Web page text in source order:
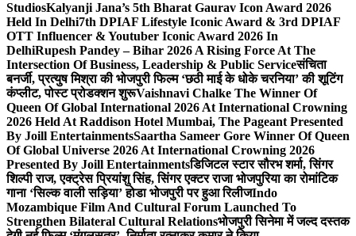
StudiosKalyanji Jana’s 5th Bharat Gaurav Icon Award 2026
Held In Delhi7th DPIAF Lifestyle Iconic Award & 3rd DPIAF
OTT Influencer & Youtuber Iconic Award 2026 In
DelhiRupesh Pandey – Bihar 2026 A Rising Force At The
Intersection Of Business, Leadership & Public Serviceसंचिता
बनर्जी, प्रत्युष मिश्रा की भोजपुरी फिल्म ‘छठी माई के धोके चरनिया’ की शूटिंग
कंप्लीट, पोस्ट प्रोडक्शन शुरूVaishnavi Chalke The Winner Of
Queen Of Global International 2026 At International Crowning
2026 Held At Raddison Hotel Mumbai, The Pageant Presented
By Joill EntertainmentsSaartha Sameer Gore Winner Of Queen
Of Global Universe 2026 At International Crowning 2026
Presented By Joill Entertainmentsडिजिटल स्टार सौरभ शर्मा, सिंगर
शिल्पी राज, एक्ट्रेस प्रियांशु सिंह, सिंगर एक्टर राजा भोजपुरिया का रोमांटिक
गाना ‘सिल्क वाली सड़िया’ होडा भोजपुरी पर हुआ रिलीजIndo
Mozambique Film And Cultural Forum Launched To
Strengthen Bilateral Cultural Relationsभोजपुरी सिनेमा में जल्द दस्तक